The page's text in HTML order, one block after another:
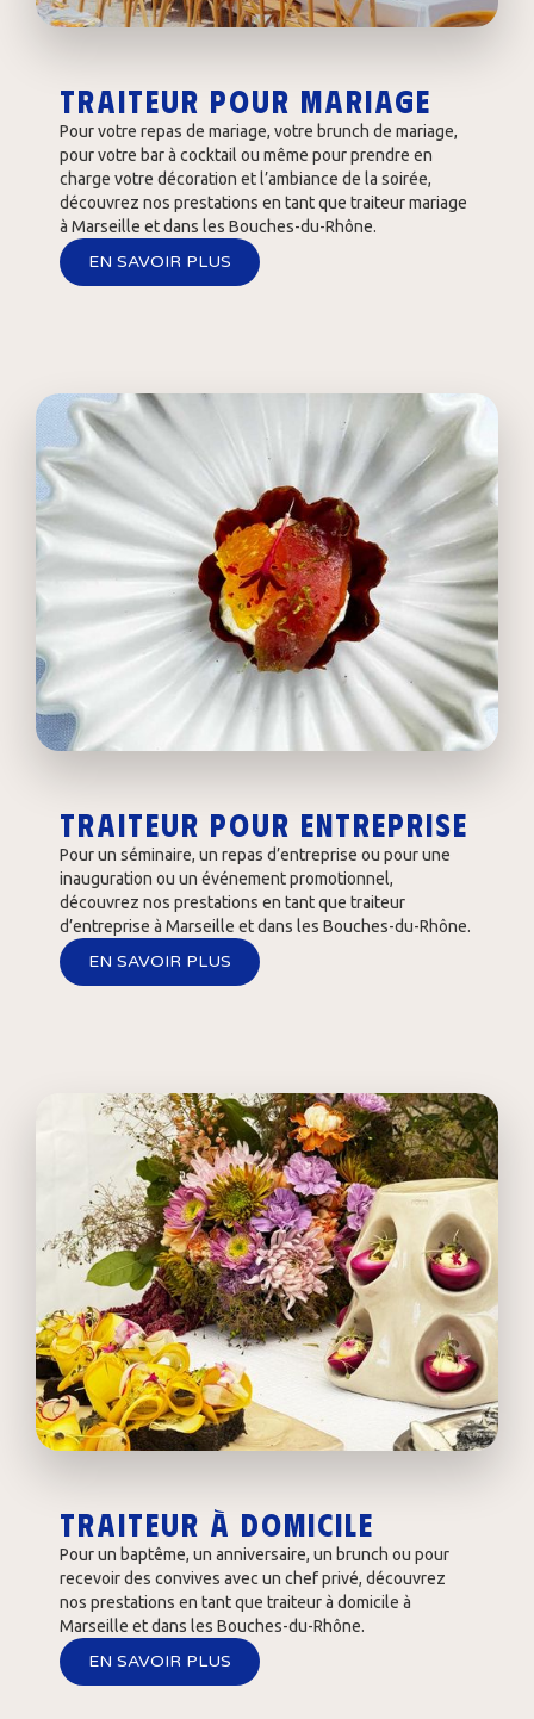
Traiteur pour mariage
Pour votre repas de mariage, votre brunch de mariage,
pour votre bar à cocktail ou même pour prendre en
charge votre décoration et l’ambiance de la soirée,
découvrez nos prestations en tant que traiteur mariage
à Marseille et dans les Bouches-du-Rhône.
EN SAVOIR PLUS
Traiteur pour entreprise
Pour un séminaire, un repas d’entreprise ou pour une
inauguration ou un événement promotionnel,
découvrez nos prestations en tant que traiteur
d’entreprise à Marseille et dans les Bouches-du-Rhône.
EN SAVOIR PLUS
Traiteur à domicile
Pour un baptême, un anniversaire, un brunch ou pour
recevoir des convives avec un chef privé, découvrez
nos prestations en tant que traiteur à domicile à
Marseille et dans les Bouches-du-Rhône.
EN SAVOIR PLUS